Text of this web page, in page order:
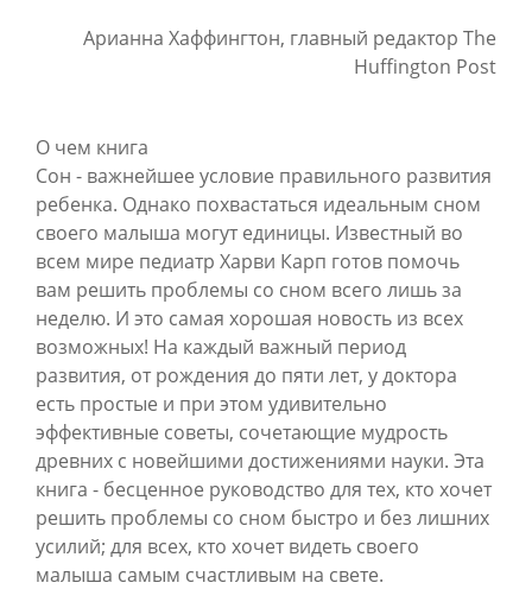
Арианна Хаффингтон, главный редактор The
Huffington Post
О чем книга
Сон - важнейшее условие правильного развития
ребенка. Однако похвастаться идеальным сном
своего малыша могут единицы. Известный во
всем мире педиатр Харви Карп готов помочь
вам решить проблемы со сном всего лишь за
неделю. И это самая хорошая новость из всех
возможных! На каждый важный период
развития, от рождения до пяти лет, у доктора
есть простые и при этом удивительно
эффективные советы, сочетающие мудрость
древних с новейшими достижениями науки. Эта
книга - бесценное руководство для тех, кто хочет
решить проблемы со сном быстро и без лишних
усилий; для всех, кто хочет видеть своего
малыша самым счастливым на свете.